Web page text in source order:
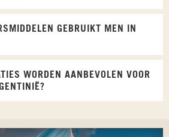
GEBRUIKT MEN IN
WORDEN AANBEVOLEN VOOR